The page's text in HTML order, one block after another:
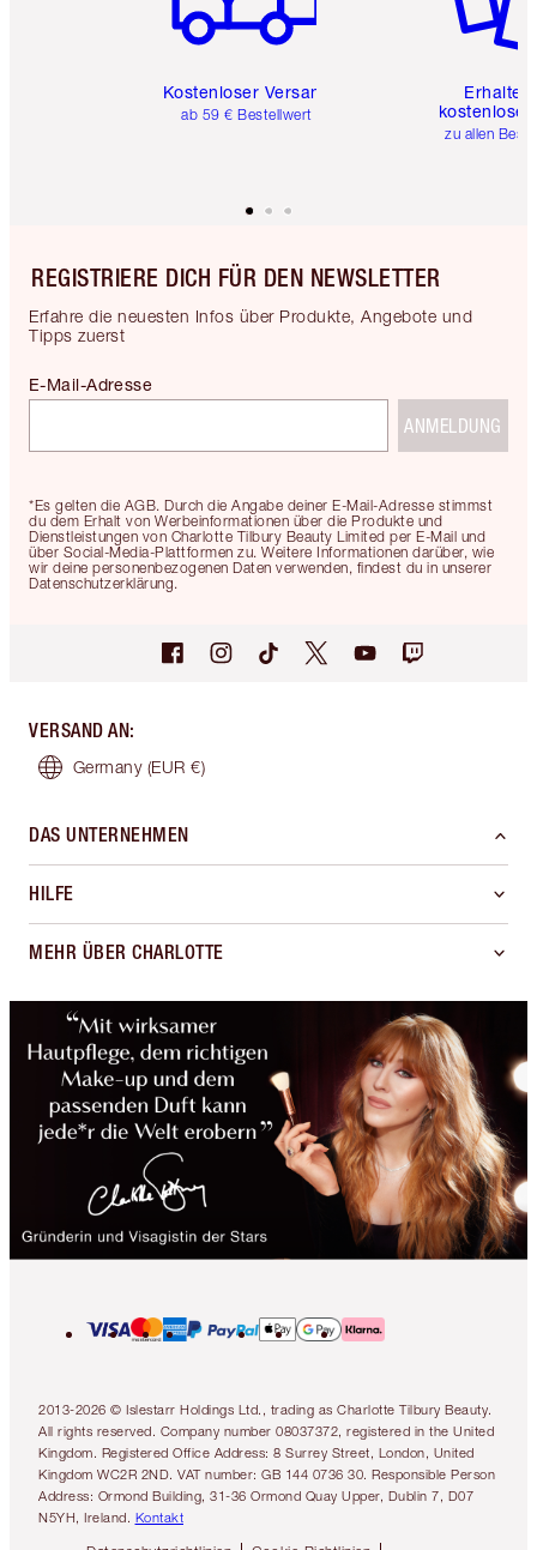
Kostenloser Versand
ab 59 € Bestellwert
Erhalte
kostenlose
zu allen
REGISTRIERE DICH FÜR DEN NEWSLETTER
Erfahre die neuesten Infos über Produkte, Angebote und
Tipps zuerst
*Es gelten die AGB. Durch die Angabe deiner E-Mail-Adresse stimmst
du dem Erhalt von Werbeinformationen über die Produkte und
Dienstleistungen von Charlotte Tilbury Beauty Limited per E-Mail und
über Social-Media-Plattformen zu. Weitere Informationen darüber, wie
wir deine personenbezogenen Daten verwenden, findest du in unserer
Datenschutzerklärung.
E-Mail-Adresse
ANMELDUNG
VERSAND AN:
Germany (EUR €)
DAS UNTERNEHMEN
HILFE
MEHR ÜBER CHARLOTTE
2013-2026 © Islestarr Holdings Ltd., trading as Charlotte Tilbury Beauty.
All rights reserved. Company number 08037372, registered in the United
Kingdom. Registered Office Address: 8 Surrey Street, London, United
Kingdom WC2R 2ND. VAT number: GB 144 0736 30. Responsible Person
Address: Ormond Building, 31-36 Ormond Quay Upper, Dublin 7, D07
N5YH, Ireland. Kontakt